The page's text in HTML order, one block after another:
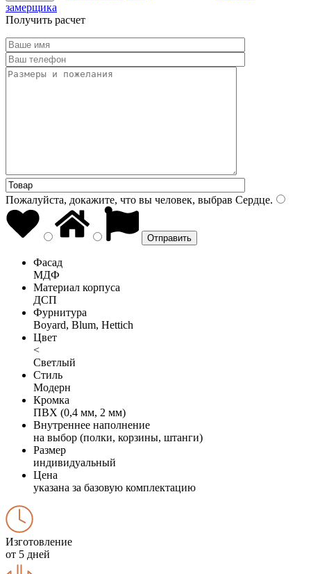
замерщика
Получить расчет
Пожалуйста, докажите, что вы человек, выбрав Сердце.
Фасад
МДФ
Материал корпуса
ДСП
Фурнитура
Boyard, Blum, Hettich
Цвет
<
Светлый
Стиль
Модерн
Кромка
ПВХ (0,4 мм, 2 мм)
Внутреннее наполнение
на выбор (полки, корзины, штанги)
Размер
индивидуальный
Цена
указана за базовую комплектацию
Изготовление
от 5 дней